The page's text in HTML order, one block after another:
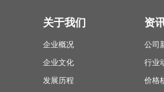
关于我们
企业概况
企业文化
发展历程
资
公司
行业
价格